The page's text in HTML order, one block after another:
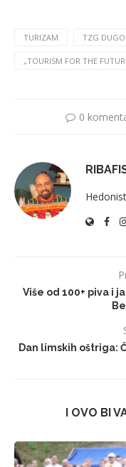
TURIZAM TZG
„TOURISM FOR THE
0
Hedonist
Više od 100+ piva i
Dan limskih
I OVO BI